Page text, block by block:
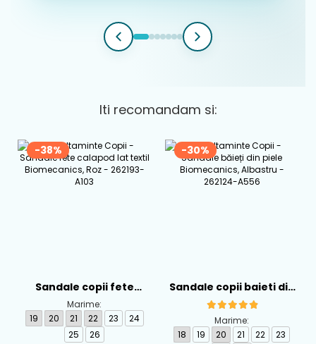
Iti recomandam si:
-38%
Sandale copii fete
calapod lat din textil
Biomecanics, Roz -
262193-A103
Marime:
19
20 21 22 23
24
25
26
-30%
Sandale copii baieti din
piele Biomecanics,
Albastru - 262124-A556
Marime:
18
19 20 21 22
23